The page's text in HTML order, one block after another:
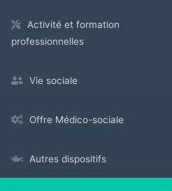
Activité et formation
professionnelles
Vie sociale
Offre Médico-sociale
Autres dispositifs